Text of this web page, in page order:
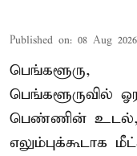
Published on: 08 Aug
பெங்களூரு,
பெங்களூருவில்
பெண்ணின் உடல்,
எலும்புக்கூடாக